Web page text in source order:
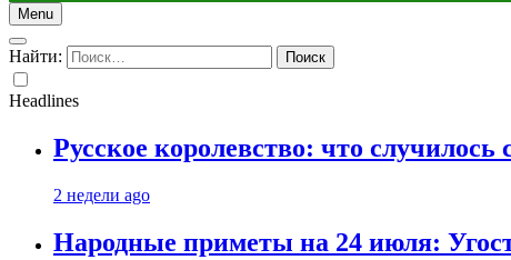
Menu
Найти:
Headlines
Русское королевство: что
2 недели ago
Народные приметы на 24 июля: